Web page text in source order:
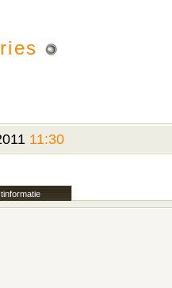
11:30